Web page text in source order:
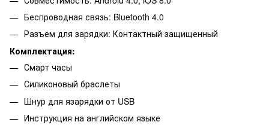
Беспроводная связь: Bluetooth 4.0
Разъем для зарядки: Контактный защищенный
Комплектация:
Смарт часы
Силиконовый браслеты
Шнур для язарядки от USB
Инструкция на английском языке